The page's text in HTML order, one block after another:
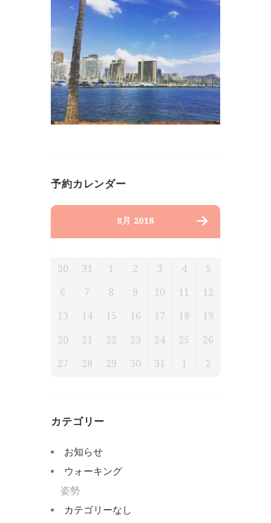
予約カレンダー
8月 2018
30 31 1 2 3 4 5
6 7 8 9 10 11 12
13 14 15 16 17 18 19
20 21 22 23 24 25 26
27 28 29 30 31 1 2
カテゴリー
お知らせ
ウォーキング
姿勢
カテゴリーなし